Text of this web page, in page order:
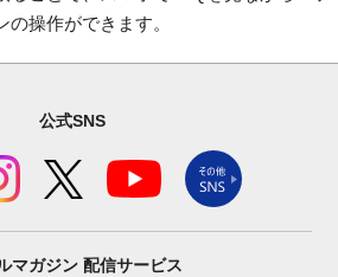
の操作ができます。
公式SNS
マガジン 配信サービス